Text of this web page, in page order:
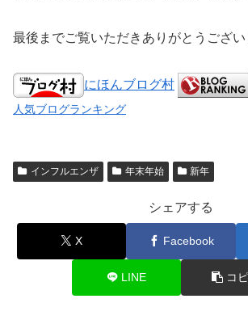
最後までご覧いただきありがとうござい
にほんブログ村
人気ブログランキング
インフルエンザ 年末年始 新年
シェアする
X Facebook
LINE コ